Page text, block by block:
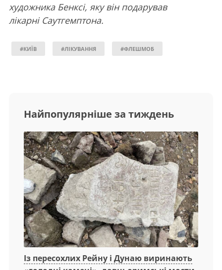
художника Бенксі, яку він подарував
лікарні Саутгемптона.
#КИЇВ #ЛІКУВАННЯ #ФЛЕШМОБ
Найпопулярніше за тиждень
Із пересохлих Рейну і Дунаю виринають